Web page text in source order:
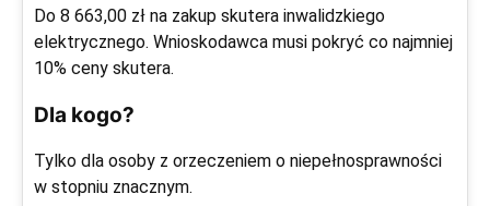
Do 8 663,00 zł na zakup skutera inwalidzkiego
elektrycznego. Wnioskodawca musi pokryć co najmniej
10% ceny skutera.
Dla kogo?
Tylko dla osoby z orzeczeniem o niepełnosprawności
w stopniu znacznym.